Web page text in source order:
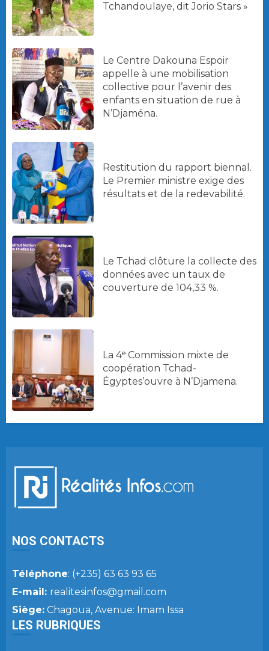
Tchandoulaye, dit Jorio Stars »
Le Centre Dakouna Espoir
appelle à une mobilisation
collective pour l’avenir des
enfants en situation de rue à
N’Djaména.
Restitution du rapport biennal.
Le Premier ministre exige des
résultats et de la redevabilité.
Le Tchad clôture la collecte des
données avec un taux de
couverture de 104,33 %.
La 4ᵉ Commission mixte de
coopération Tchad-
Égyptes’ouvre à N’Djamena.
NOS CONTACTS
Téléphone: (+235) 63 63 93 65
E-mail: realitesinfos@gmail.com
Siège: Chagoua, Avenue: Imam Issa
LES RUBRIQUES